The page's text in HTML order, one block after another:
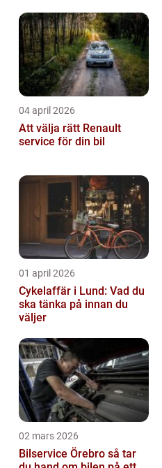
04 april 2026
Att välja rätt Renault
service för din bil
01 april 2026
Cykelaffär i Lund: Vad du
ska tänka på innan du
väljer
02 mars 2026
Bilservice Örebro så tar